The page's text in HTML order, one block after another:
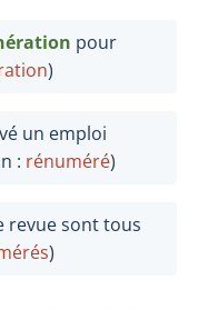
pour
)
un emploi
: rénuméré)
revue sont tous
)